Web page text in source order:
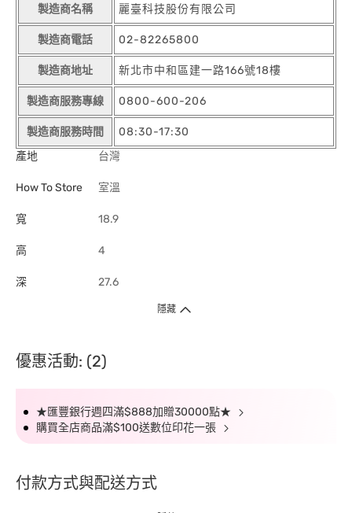
製造商名稱 麗臺科技股份有限公司
製造商電話 02-82265800
製造商地址 新北市中和區建一路166號18樓
製造商服務專線 0800-600-206
製造商服務時間
08:30-17:30
產地
台灣
How To Store 室溫
寬 18.9
高 4
深 27.6
隱藏
優惠活動: (2)
★匯豐銀行週四滿$888加贈30000點★
購買全店商品滿$100送數位印花一張
付款方式與配送方式